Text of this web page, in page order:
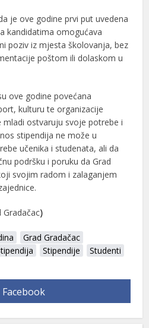
je ove godine prvi put uvedena
kandidatima omogućava
poziv iz mjesta školovanja, bez
poštom ili dolaskom u
ove godine povećana
kulturu te organizacije
ostvaruju svoje potrebe i
stipendija ne može u
učenika i studenata, ali da
podršku i poruku da Grad
svojim radom i zalaganjem
Gradačac)
Grad Gradačac
Stipendije
Studenti
Facebook